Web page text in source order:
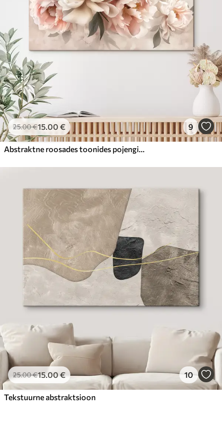
25.00€15.00 € 9
Abstraktne roosades toonides pojengide kimp
25.00€15.00€ 10
Tekstuurne abstraktsioon